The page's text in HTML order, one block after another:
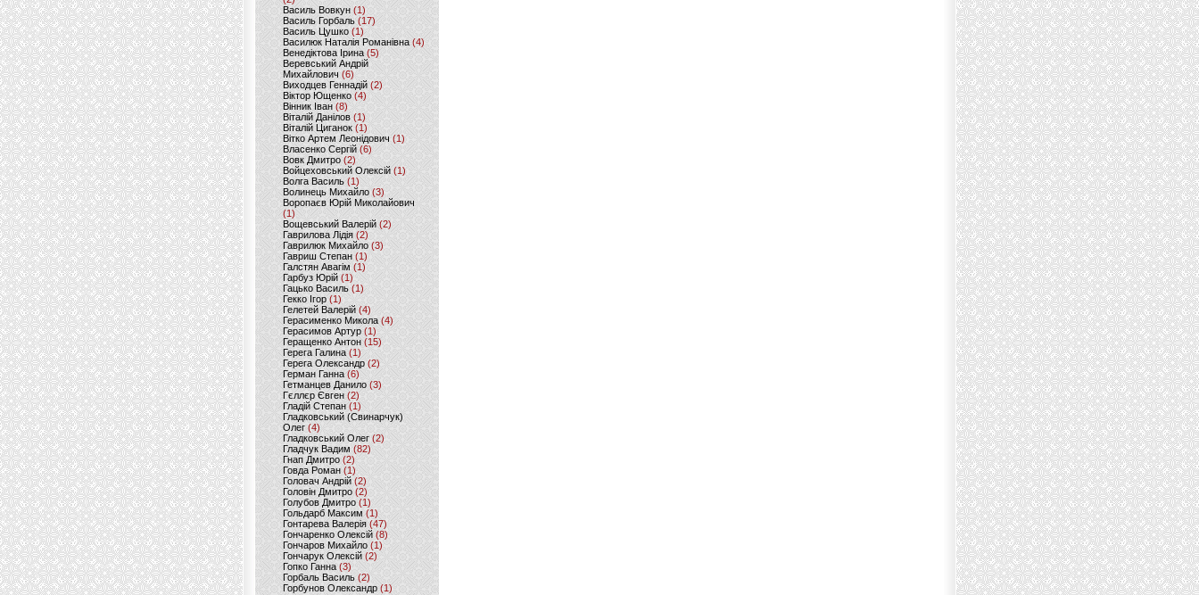
Василь Вовкун (1)
Василь Горбаль (17)
Василь Цушко (1)
Василюк Наталія Романівна (4)
Венедіктова Ірина(5)
Веревський Андрій
Михайлович (6)
Виходцев Геннадій (2)
Віктор Ющенко (4)
Вінник Іван (8)
Віталій Данілов (1)
Віталій Циганок (1)
Вітко Артем Леонідович(1)
Власенко Сергій (6)
Вовк Дмитро(2)
Войцеховський Олексій(1)
Волга Василь (1)
Волинець Михайло (3)
Воропаєв Юрій Миколайович
(1)
Вощевський Валерій(2)
Гаврилова Лідія (2)
Гаврилюк Михайло (3)
Гавриш Степан (1)
Галстян Авагім (1)
Гарбуз Юрій (1)
Гацько Василь (1)
Гекко Ігор(1)
Гелетей Валерій (4)
Герасименко Микола (4)
Герасимов Артур (1)
Геращенко Антон(15)
Герега Галина (1)
Герега Олександр (2)
Герман Ганна (6)
Гетманцев Данило (3)
Гєллєр Євген (2)
Гладій Степан(1)
Гладковський (Свинарчук)
Олег (4)
Гладковський Олег (2)
Гладчук Вадим (82)
Гнап Дмитро (2)
Говда Роман(1)
Головач Андрій (2)
Головін Дмитро (2)
Голубов Дмитро (1)
Гольдарб Максим(1)
Гонтарева Валерія (47)
Гончаренко Олексій(8)
Гончаров Михайло (1)
Гончарук Олексій (2)
Гопко Ганна (3)
Горбаль Василь (2)
Горбунов Олександр (1)